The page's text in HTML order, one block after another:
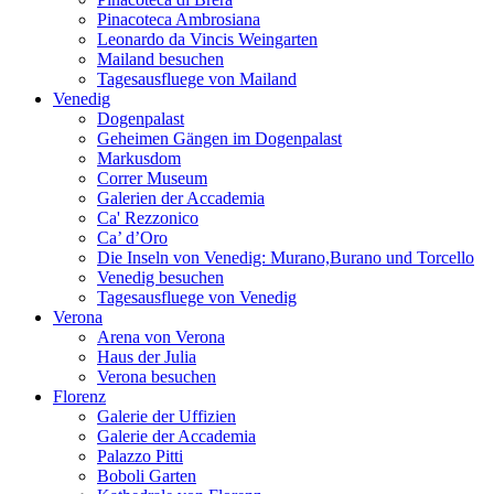
Pinacoteca Ambrosiana
Leonardo da Vincis Weingarten
Mailand besuchen
Tagesausfluege von Mailand
Venedig
Dogenpalast
Geheimen Gängen im Dogenpalast
Markusdom
Correr Museum
Galerien der Accademia
Ca' Rezzonico
Ca’ d’Oro
Die Inseln von Venedig: Murano,Burano und Torcello
Venedig besuchen
Tagesausfluege von Venedig
Verona
Arena von Verona
Haus der Julia
Verona besuchen
Florenz
Galerie der Uffizien
Galerie der Accademia
Palazzo Pitti
Boboli Garten